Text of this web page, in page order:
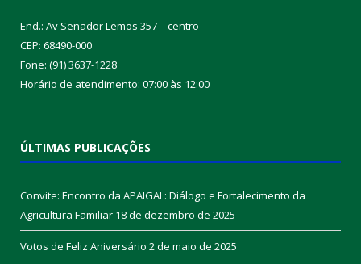
End.: Av Senador Lemos 357 – centro
CEP: 68490-000
Fone: (91) 3637-1228
Horário de atendimento: 07:00 às 12:00
ÚLTIMAS PUBLICAÇÕES
Convite: Encontro da APAIGAL: Diálogo e Fortalecimento da
Agricultura Familiar 18 de dezembro de 2025
Votos de Feliz Aniversário 2 de maio de 2025